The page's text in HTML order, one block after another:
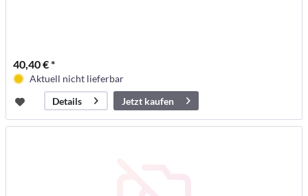
40,40 € *
Aktuell nicht lieferbar
Details
Jetzt kaufen